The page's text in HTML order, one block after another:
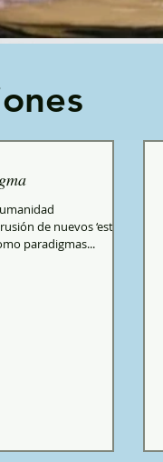
de nuevos ‘estilos
paradigmas...